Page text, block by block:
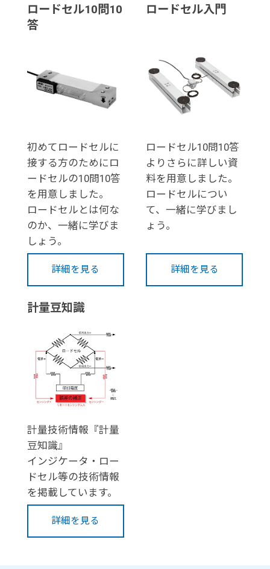
ロードセル10問10
答
初めてロードセルに
接する方のためにロ
ードセルの10問10答
を用意しました。
ロードセルとは何な
のか、一緒に学びま
しょう。
詳細を見る
ロードセル入門
ロードセル10問10答
よりさらに詳しい資
料を用意しました。
ロードセルについ
て、一緒に学びまし
ょう。
詳細を見る
計量豆知識
計量技術情報『計量
豆知識』
インジケータ・ロー
ドセル等の技術情報
を掲載しています。
詳細を見る